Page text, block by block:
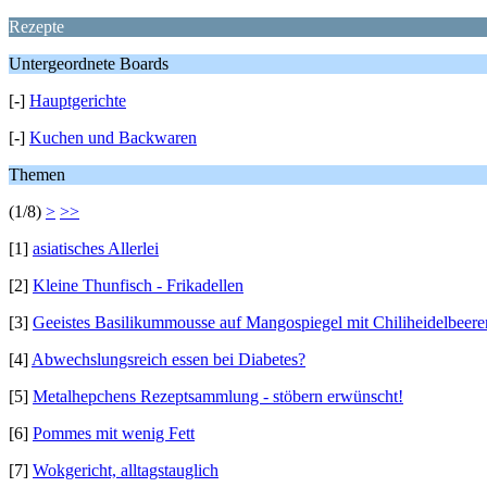
Rezepte
Untergeordnete Boards
[-] Hauptgerichte
[-] Kuchen und Backwaren
Themen
(1/8) > >>
[1] asiatisches Allerlei
[2] Kleine Thunfisch - Frikadellen
[3] Geeistes Basilikummousse auf Mangospiegel mit
[4] Abwechslungsreich essen bei Diabetes?
[5] Metalhepchens Rezeptsammlung - stöbern erwünscht!
[6] Pommes mit wenig Fett
[7] Wokgericht, alltagstauglich